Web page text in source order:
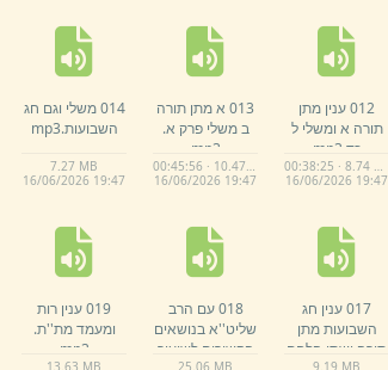
012 ענין מתן
תורה א ומשלי ל
כד. mp3
00:38:25 · 8.74 MB
16/06/2026 19:47
013 א מתן תורה
ב משלי פרק א.
mp3
00:45:56 · 10.47 MB
16/06/2026 19:47
014 משלי וגם חג
השבועות.mp3
7.27 MB
16/06/2026 19:47
017 ענין חג
השבועות מתן
תורה ושתי הלחם
9. 19 MB
018 עם הרב
שליט''א בנושאים
הקשורים לשיעור
25. 06 MB
019 ענין רות
ומעמד מת''ת.
mp3
13. 63 MB